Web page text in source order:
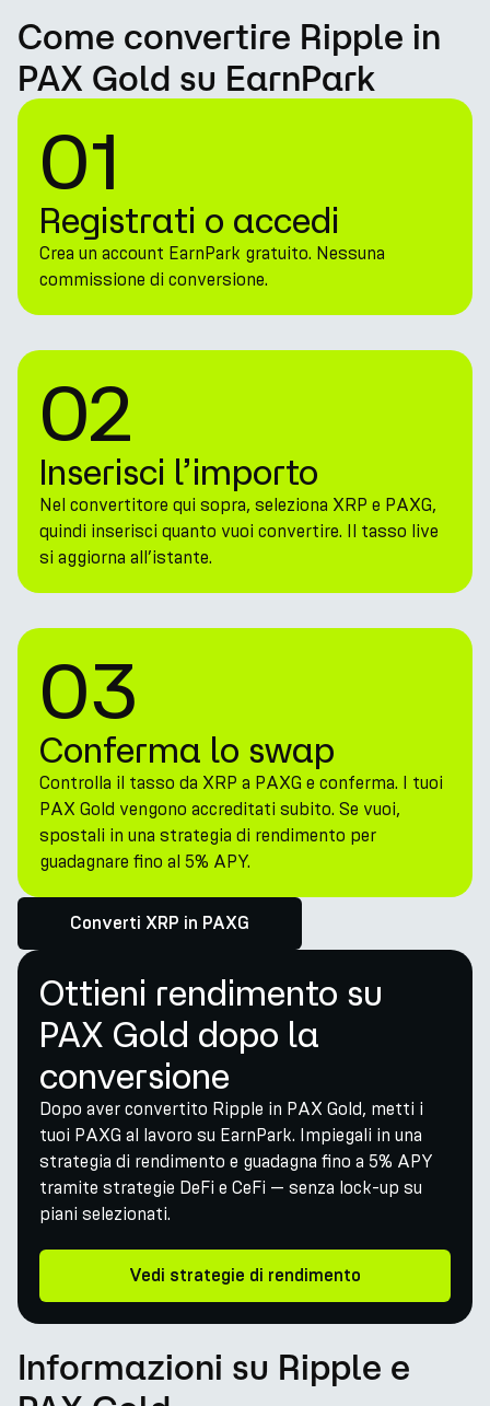
Come convertire Ripple in
PAX Gold su EarnPark
01
Registrati o accedi
Crea un account EarnPark gratuito. Nessuna
commissione di conversione.
02
Inserisci l’importo
Nel convertitore qui sopra, seleziona XRP e PAXG,
quindi inserisci quanto vuoi convertire. Il tasso live
si aggiorna all’istante.
03
Conferma lo swap
Controlla il tasso da XRP a PAXG e conferma. I tuoi
PAX Gold vengono accreditati subito. Se vuoi,
spostali in una strategia di rendimento per
guadagnare fino al 5% APY.
Converti XRP in PAXG
Ottieni rendimento su
PAX Gold dopo la
conversione
Dopo aver convertito Ripple in PAX Gold, metti i
tuoi PAXG al lavoro su EarnPark. Impiegali in una
strategia di rendimento e guadagna fino a 5% APY
tramite strategie DeFi e CeFi — senza lock-up su
piani selezionati.
Vedi strategie di rendimento
Informazioni su Ripple e